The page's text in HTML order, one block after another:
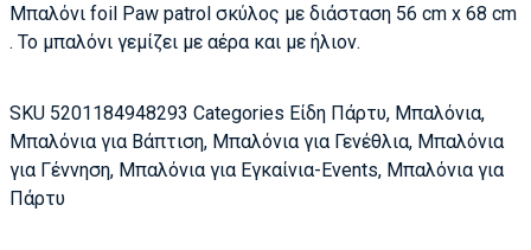
Μπαλόνι foil Paw patrol σκύλος με διάσταση 56 cm x 68 cm
. Το μπαλόνι γεμίζει με αέρα και με ήλιον.
SKU 5201184948293 Categories Είδη Πάρτυ, Μπαλόνια,
Μπαλόνια για Βάπτιση, Μπαλόνια για Γενέθλια, Μπαλόνια
για Γέννηση, Μπαλόνια για Εγκαίνια-Events, Μπαλόνια για
Πάρτυ